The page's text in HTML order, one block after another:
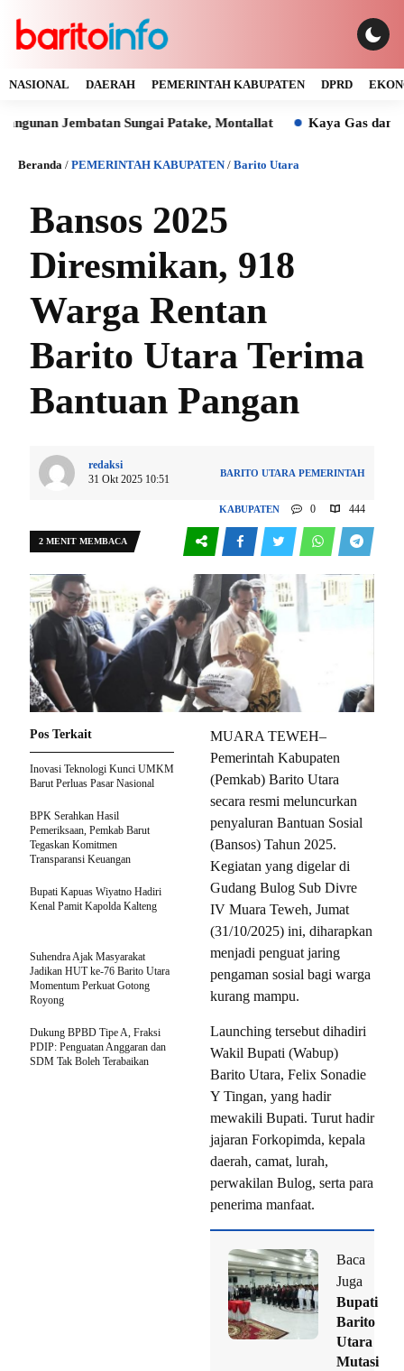
NASIONAL DAERAH PEMERINTAH KABUPATEN DPRD
Jembatan Sungai Patake, Montallat Kaya Gas dan Batu
Beranda / PEMERINTAH KABUPATEN/ Barito Utara
Bansos 2025
Diresmikan, 918
Warga Rentan
Barito Utara Terima
Bantuan Pangan
redaksi
31 Okt 2025 10:51
BARITO UTARA PEMERINTAH
KABUPATEN 0 444
2 MENIT MEMBACA
MUARA TEWEH–
Pemerintah Kabupaten
(Pemkab) Barito Utara
secara resmi meluncurkan
penyaluran Bantuan Sosial
(Bansos) Tahun 2025.
Kegiatan yang digelar di
Gudang Bulog Sub Divre
IV Muara Teweh, Jumat
(31/10/2025) ini, diharapkan
menjadi penguat jaring
pengaman sosial bagi warga
kurang mampu.
Launching tersebut dihadiri
Wakil Bupati (Wabup)
Barito Utara, Felix Sonadie
Y Tingan, yang hadir
mewakili Bupati. Turut hadir
jajaran Forkopimda, kepala
daerah, camat, lurah,
perwakilan Bulog, serta para
penerima manfaat.
Baca
Juga
Bupati
Barito
Utara
Mutasi
Pos Terkait
Inovasi Teknologi Kunci UMKM
Barut Perluas Pasar Nasional
BPK Serahkan Hasil
Pemeriksaan, Pemkab Barut
Tegaskan Komitmen
Transparansi Keuangan
Bupati Kapuas Wiyatno Hadiri
Kenal Pamit Kapolda Kalteng
Suhendra Ajak Masyarakat
Jadikan HUT ke-76 Barito Utara
Momentum Perkuat Gotong
Royong
Dukung BPBD Tipe A, Fraksi
PDIP: Penguatan Anggaran dan
SDM Tak Boleh Terabaikan